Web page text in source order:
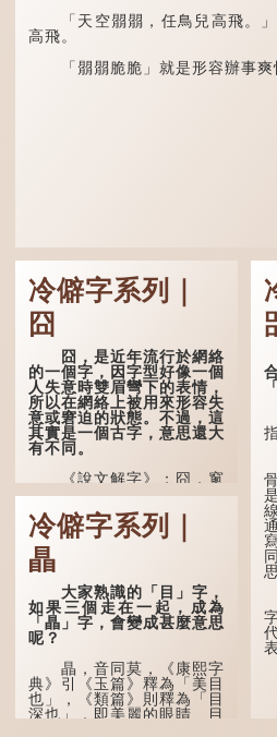
「天空朤朤，任鳥兒高飛。」
高飛。
「朤朤脆脆」就是形容辦事爽
冷僻字系列｜
囧
囧，是近年流行於網絡
的一個字，因字型好像一個
人失意時雙眉彎下的表情，
所以在網絡上被用來形容失
意或窘迫的狀態。不過，這
其實是一個古字，意思還大
有不同。
《說文解字》：囧，窻
牖丽廔闿明。象形，本義是
透光通明的窗戶，跟「囪」
一樣都是「窗」的象形字。
甲骨文中又用作地名，古書
中的「黍于囧」表示在囧地
種黍。
這個古字十分少用，直
至21世紀，網絡上開始流
行表情符號，這個字也被網
民當做表情符號來用。
囧字的「八」像一對委
屈的八字眉模樣，「口」像
驚訝、窘迫...
冷僻字系列｜
瞐
大家熟識的「目」字，
如果三個走在一起，成為
「瞐」字，會變成甚麼意思
呢？
瞐，音同莫，《康熙字
典》引《玉篇》釋為「美目
也」，《類篇》則釋為「目
深也」，即美麗的眼睛、目